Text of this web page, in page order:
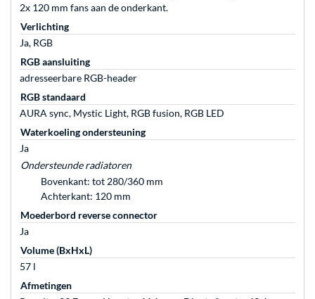
2x 120 mm fans aan de onderkant.
Verlichting
Ja, RGB
RGB aansluiting
adresseerbare RGB-header
RGB standaard
AURA sync, Mystic Light, RGB fusion, RGB LED
Waterkoeling ondersteuning
Ja
Ondersteunde radiatoren
Bovenkant: tot 280/360 mm
Achterkant: 120 mm
Moederbord reverse connector
Ja
Volume (BxHxL)
57 l
Afmetingen